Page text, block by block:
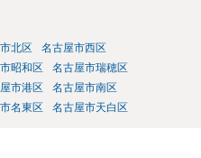
北区
名古屋市西区
昭和区
名古屋市瑞穂区
市港区
名古屋市南区
名東区 名古屋市天白区